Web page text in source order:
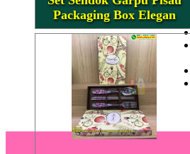
Packaging Box Elegan